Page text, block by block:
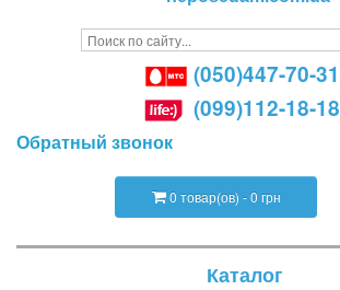
(050)447-70-31
(099)112-18-18
Обратный звонок
0 товар(ов) - 0 грн
Каталог